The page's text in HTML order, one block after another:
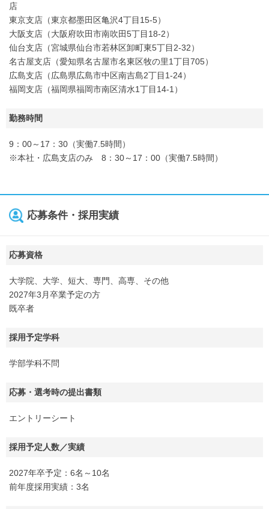
店
東京支店（東京都墨田区亀沢4丁目15-5）
大阪支店（大阪府吹田市南吹田5丁目18-2）
仙台支店（宮城県仙台市若林区卸町東5丁目2-32）
名古屋支店（愛知県名古屋市名東区牧の里1丁目705）
広島支店（広島県広島市中区南吉島2丁目1-24）
福岡支店（福岡県福岡市南区清水1丁目14-1）
勤務時間
9：00～17：30（実働7.5時間）
※本社・広島支店のみ 8：30～17：00（実働7.5時間）
応募条件・採用実績
応募資格
大学院、大学、短大、専門、高専、その他
2027年3月卒業予定の方
既卒者
採用予定学科
学部学科不問
応募・選考時の提出書類
エントリーシート
採用予定人数／実績
2027年卒予定：6名～10名
前年度採用実績：3名